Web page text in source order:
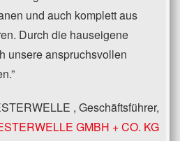
und auch komplett aus
Durch die hauseigene
unsere anspruchsvollen
Geschäftsführer
GMBH + CO. KG